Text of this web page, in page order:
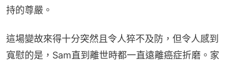
持的尊嚴。
這場變故來得十分突然且令人猝不及防，但令人感到
寬慰的是，Sam直到離世時都一直遠離癌症折磨。家